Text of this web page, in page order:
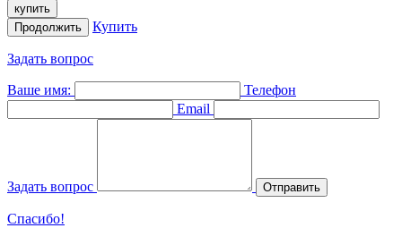
купить
Продолжить
Купить
Задать вопрос
Ваше имя:
Телефон
Email
Задать вопрос Отправить
Спасибо!